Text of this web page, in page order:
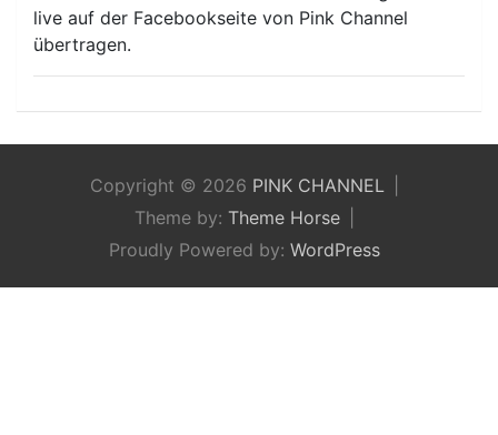
live auf der Facebookseite von Pink Channel
übertragen.
Copyright © 2026 PINK CHANNEL
Theme by: Theme Horse
Proudly Powered by: WordPress